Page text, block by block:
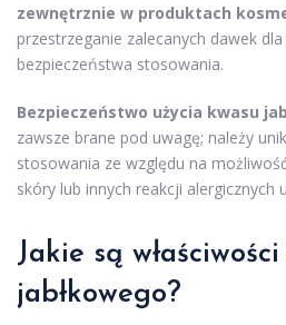
zewnętrznie w produktach
przestrzeganie zalecanych dawek
bezpieczeństwa stosowania.
Bezpieczeństwo użycia kwasu
zawsze brane pod uwagę; należy
stosowania ze względu na
skóry lub innych reakcji alergicznych
Jakie są
jabłkowego?